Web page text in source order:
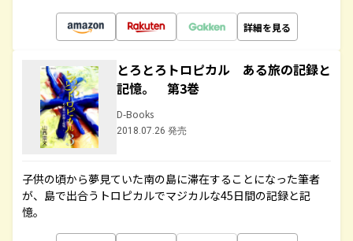
詳細を見る
とろとろトロピカル ある旅の記録と
記憶。 第3巻
D-Books
2018.07.26 発売
子供の頃から夢見ていた南の島に滞在することになった筆者
が、島で出合うトロピカルでマジカルな45日間の記録と記
憶。